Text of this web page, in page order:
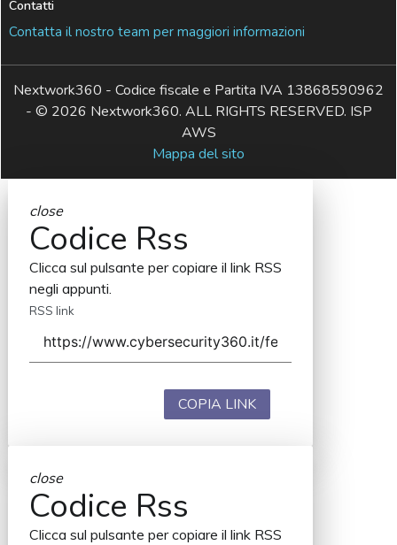
Contatti
Contatta il nostro team per maggiori informazioni
Nextwork360 - Codice fiscale e Partita IVA 13868590962
- © 2026 Nextwork360. ALL RIGHTS RESERVED. ISP
AWS
Mappa del sito
close
Codice Rss
Clicca sul pulsante per copiare il link RSS
negli appunti.
RSS link
COPIA LINK
close
Codice Rss
Clicca sul pulsante per copiare il link RSS